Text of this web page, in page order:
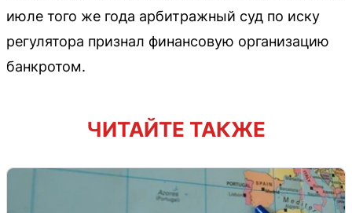
июле того же года арбитражный суд по иску
регулятора признал финансовую организацию
банкротом.
ЧИТАЙТЕ ТАКЖЕ